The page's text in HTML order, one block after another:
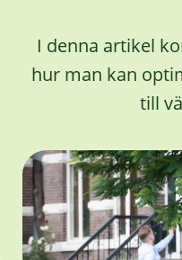
I denna artikel
hur man kan
till